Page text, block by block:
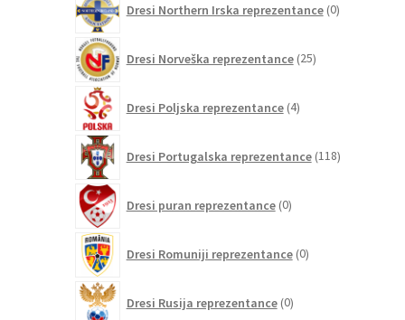
Dresi Northern Irska reprezentance 0izdelkov
Dresi Norveška reprezentance 25izdelkov
Dresi Poljska reprezentance 4izdelki
Dresi Portugalska reprezentance 118izdelkov
Dresi puran reprezentance 0izdelkov
Dresi Romuniji reprezentance 0izdelkov
Dresi Rusija reprezentance 0izdelkov